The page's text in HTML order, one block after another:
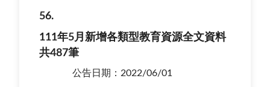
56
111年5月新增各類型教育資源全文資料
共487筆
公告日期：2022/06/01